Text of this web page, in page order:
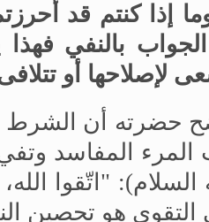
إذا كنتم قد
بالنفي فهذا
لإصلاحها أو
حضرته أن الشرط
المرء المفاسد
السلام): "اتّقوا
التقوى هو تحصين